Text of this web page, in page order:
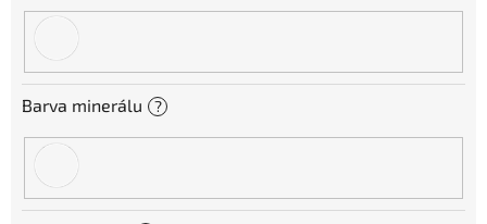
Barva minerálu ?